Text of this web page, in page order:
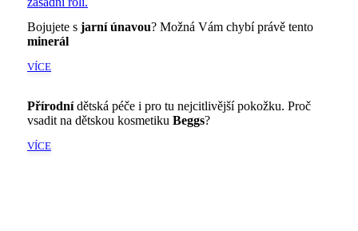
Bojujete s jarní únavou? Možná Vám chybí právě tento
minerál
VÍCE
Přírodnídětská péče i pro tu nejcitlivější pokožku. Proč
vsadit na dětskou kosmetiku Beggs?
VÍCE